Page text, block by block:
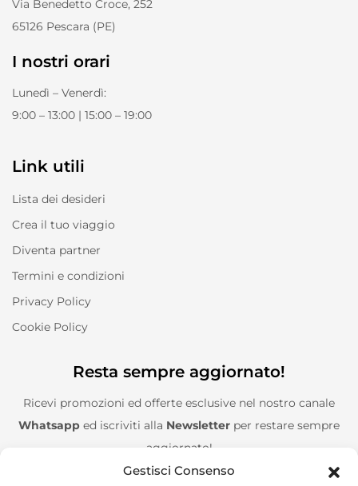
Gestisci Consenso
Via Benedetto Croce, 252
65126 Pescara (PE)
I nostri orari
Lunedì – Venerdì:
9:00 – 13:00 | 15:00 – 19:00
Link utili
Lista dei desideri
Crea il tuo viaggio
Diventa partner
Termini e condizioni
Privacy Policy
Cookie Policy
Resta sempre aggiornato!
Ricevi promozioni ed offerte esclusive nel nostro canale
Whatsapp ed iscriviti alla Newsletter per restare sempre
aggiornato!